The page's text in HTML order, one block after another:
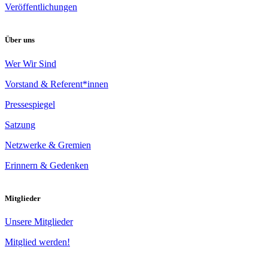
Veröffentlichungen
Über uns
Wer Wir Sind
Vorstand & Referent*innen
Pressespiegel
Satzung
Netzwerke & Gremien
Erinnern & Gedenken
Mitglieder
Unsere Mitglieder
Mitglied werden!